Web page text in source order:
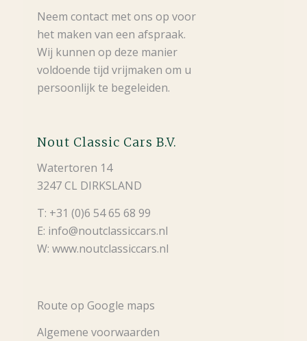
Neem contact met ons op voor
het maken van een afspraak.
Wij kunnen op deze manier
voldoende tijd vrijmaken om u
persoonlijk te begeleiden.
Nout Classic Cars B.V.
Watertoren 14
3247 CL DIRKSLAND
T: +31 (0)6 54 65 68 99
E: info@noutclassiccars.nl
W: www.noutclassiccars.nl
Route op Google maps
Algemene voorwaarden